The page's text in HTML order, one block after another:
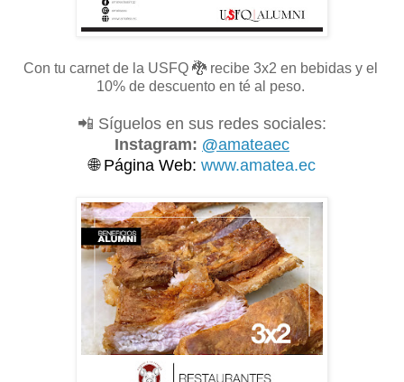
Con tu carnet de la USFQ 🐉 recibe 3x2 en bebidas y el
10% de descuento en té al peso.
📲 Síguelos en sus redes sociales:
Instagram: @amateaec
🌐 Página Web: www.amatea.ec